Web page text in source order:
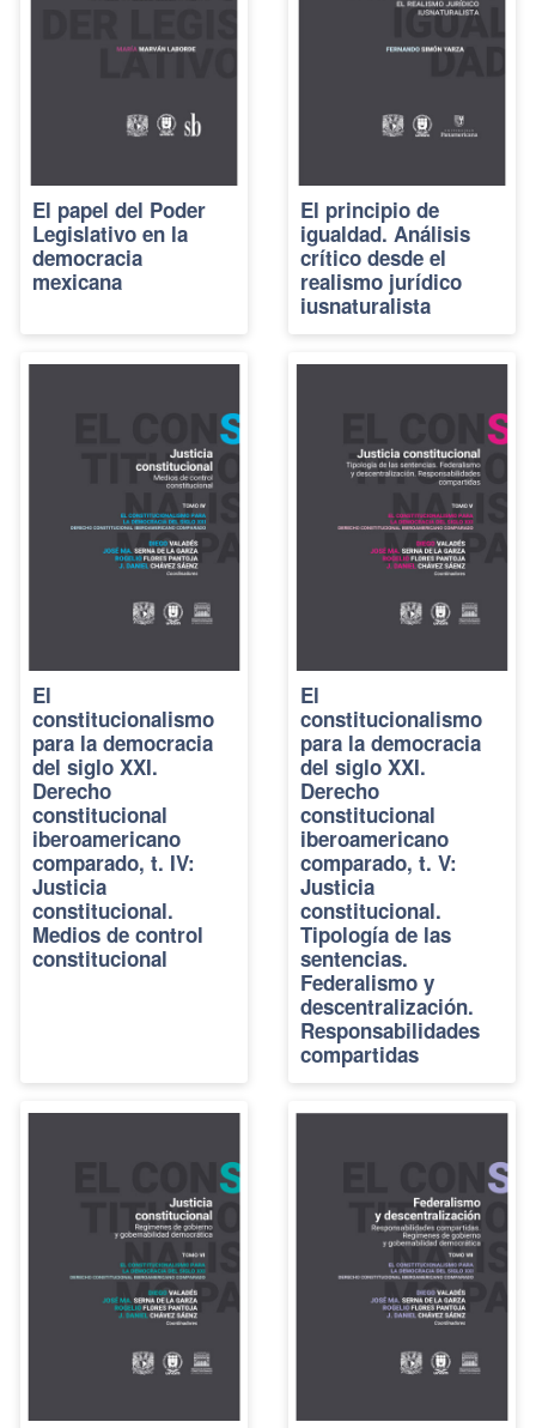
El papel del Poder
Legislativo en la
democracia
mexicana
El principio de
igualdad. Análisis
crítico desde el
realismo jurídico
iusnaturalista
El
constitucionalismo
para la democracia
del siglo XXI.
Derecho
constitucional
iberoamericano
comparado, t. IV:
Justicia
constitucional.
Medios de control
constitucional
El
constitucionalismo
para la democracia
del siglo XXI.
Derecho
constitucional
iberoamericano
comparado, t. V:
Justicia
constitucional.
Tipología de las
sentencias.
Federalismo y
descentralización.
Responsabilidades
compartidas